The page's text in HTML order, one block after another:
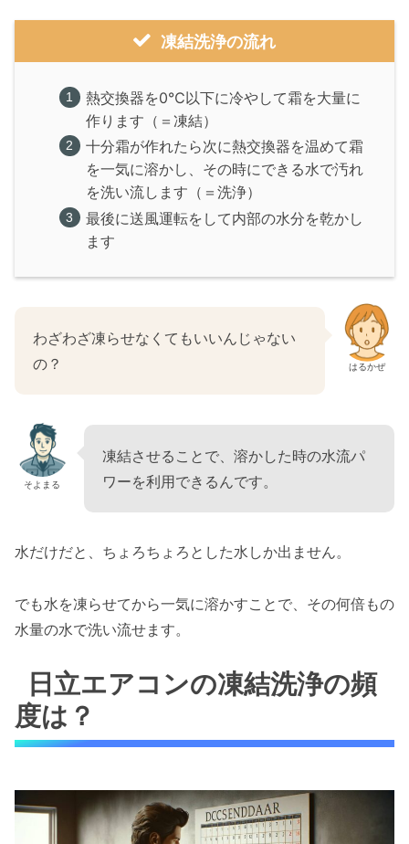
凍結洗浄の流れ
熱交換器を0℃以下に冷やして霜を大量に
作ります（＝凍結）
十分霜が作れたら次に熱交換器を温めて霜
を一気に溶かし、その時にできる水で汚れ
を洗い流します（＝洗浄）
最後に送風運転をして内部の水分を乾かし
ます
はるかぜ
わざわざ凍らせなくてもいいんじゃない
の？
そよまる
凍結させることで、溶かした時の水流パ
ワーを利用できるんです。
水だけだと、ちょろちょろとした水しか出ません。
でも水を凍らせてから一気に溶かすことで、その何倍もの
水量の水で洗い流せます。
日立エアコンの凍結洗浄の頻
度は？